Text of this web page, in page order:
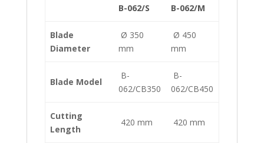
B-062/S
B-062/M
Blade
Diameter
Ø 350
mm
Ø 450
mm
Blade Model
B-
062/CB350
B-
062/CB450
Cutting
Length
420 mm 420 mm